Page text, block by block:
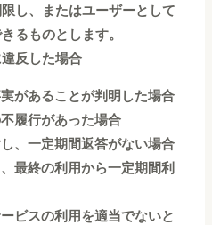
し、またはユーザーとして
るものとします。
反した場合
があることが判明した場合
履行があった場合
、一定期間返答がない場合
最終の利用から一定期間利
ビスの利用を適当でないと